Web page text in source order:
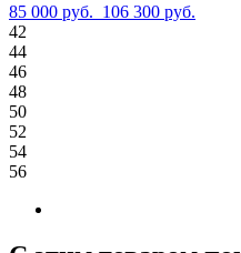
85 000 руб. 106 300 руб.
42
44
46
48
50
52
54
56